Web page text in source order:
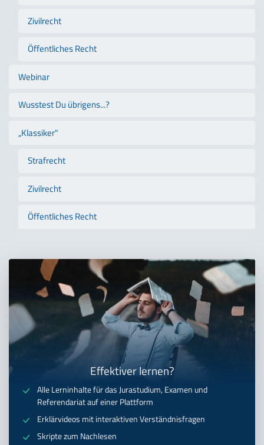
Zivilrecht
Öffentliches Recht
Webinar
Wusstest Du übrigens...?
„Klassiker"
Strafrecht
Zivilrecht
Öffentliches Recht
Effektiver lernen?
Alle Lerninhalte für das Jurastudium, Examen und
Referendariat auf einer Plattform
Erklärvideos mit interaktiven Verständnisfragen
Skripte zum Nachlesen